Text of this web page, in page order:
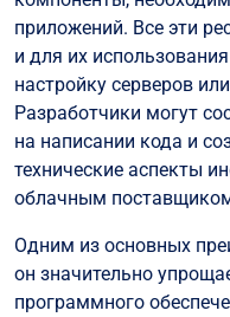
приложений. Все эти
и для их
настройку серверов
Разработчики могут
на написании кода и
технические аспекты
облачным
Одним из основных
он значительно
программного